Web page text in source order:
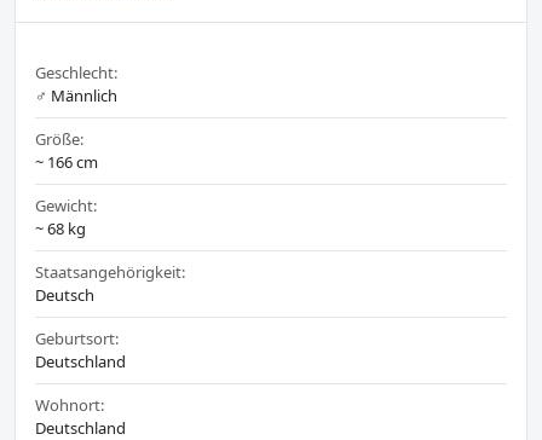
Geschlecht:
♂️ Männlich
Größe:
~ 166 cm
Gewicht:
~ 68 kg
Staatsangehörigkeit:
Deutsch
Geburtsort:
Deutschland
Wohnort:
Deutschland